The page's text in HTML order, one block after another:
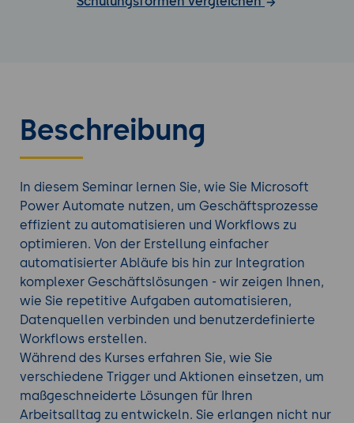
Beschreibung
In diesem Seminar lernen Sie, wie Sie Microsoft
Power Automate nutzen, um Geschäftsprozesse
effizient zu automatisieren und Workflows zu
optimieren. Von der Erstellung einfacher
automatisierter Abläufe bis hin zur Integration
komplexer Geschäftslösungen - wir zeigen Ihnen,
wie Sie repetitive Aufgaben automatisieren,
Datenquellen verbinden und benutzerdefinierte
Workflows erstellen.
Während des Kurses erfahren Sie, wie Sie
verschiedene Trigger und Aktionen einsetzen, um
maßgeschneiderte Lösungen für Ihren
Arbeitsalltag zu entwickeln. Sie erlangen nicht nur